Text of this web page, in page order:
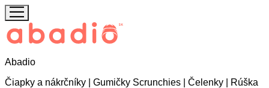
Abadio
Čiapky a nákrčníky | Gumičky Scrunchies | Čelenky | Rúška